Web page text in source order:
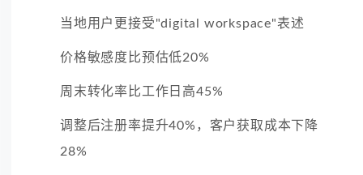
当地用户更接受"digital workspace"表述
价格敏感度比预估低20%
周末转化率比工作日高45%
调整后注册率提升40%，客户获取成本下降
28%